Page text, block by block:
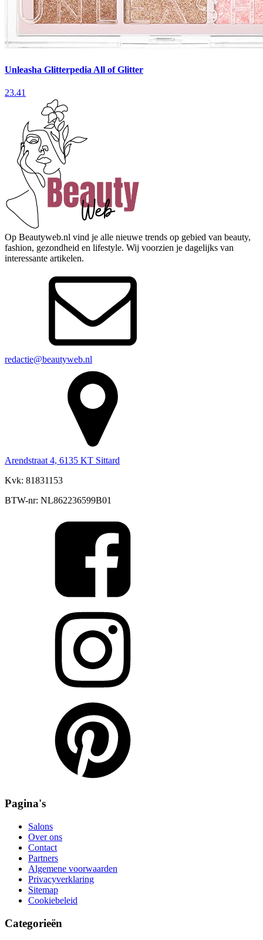
Unleasha Glitterpedia All of Glitter
23.41
Op Beautyweb.nl vind je alle nieuwe trends op gebied van beauty,
fashion, gezondheid en lifestyle. Wij voorzien je dagelijks van
interessante artikelen.
redactie@beautyweb.nl
Arendstraat 4, 6135 KT Sittard
Kvk: 81831153
BTW-nr: NL862236599B01
Pagina's
Salons
Over ons
Contact
Partners
Algemene voorwaarden
Privacyverklaring
Sitemap
Cookiebeleid
Categorieën